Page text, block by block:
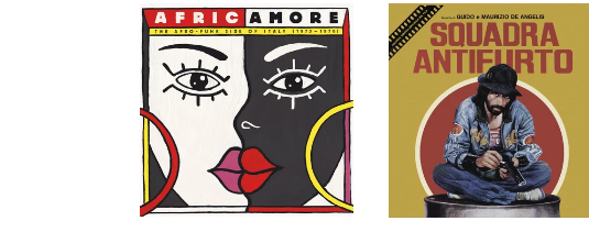
AFRICAMORE
The
Afro-
funk
side
of
Italy
(1973-
SQUADRA
ANTIFURTO